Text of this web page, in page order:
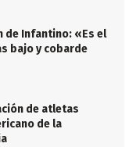
de Infantino: «Es el
bajo y cobarde
de atletas
de la